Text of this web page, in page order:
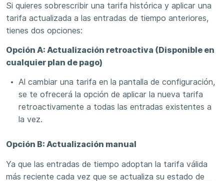
Si quieres sobrescribir una tarifa histórica y aplicar una
tarifa actualizada a las entradas de tiempo anteriores,
tienes dos opciones:
Opción A: Actualización retroactiva (Disponible en
cualquier plan de pago)
Al cambiar una tarifa en la pantalla de configuración,
se te ofrecerá la opción de aplicar la nueva tarifa
retroactivamente a todas las entradas existentes a
la vez.
Opción B: Actualización manual
Ya que las entradas de tiempo adoptan la tarifa válida
más reciente cada vez que se actualiza su estado de